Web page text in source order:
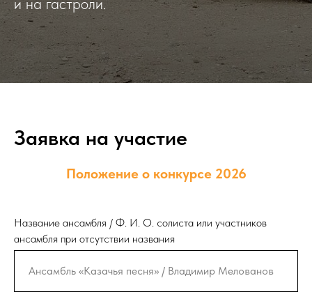
Заявка на участие
Положение о конкурсе 2026
Название ансамбля / Ф. И. О. солиста или участников
ансамбля при отсутствии названия